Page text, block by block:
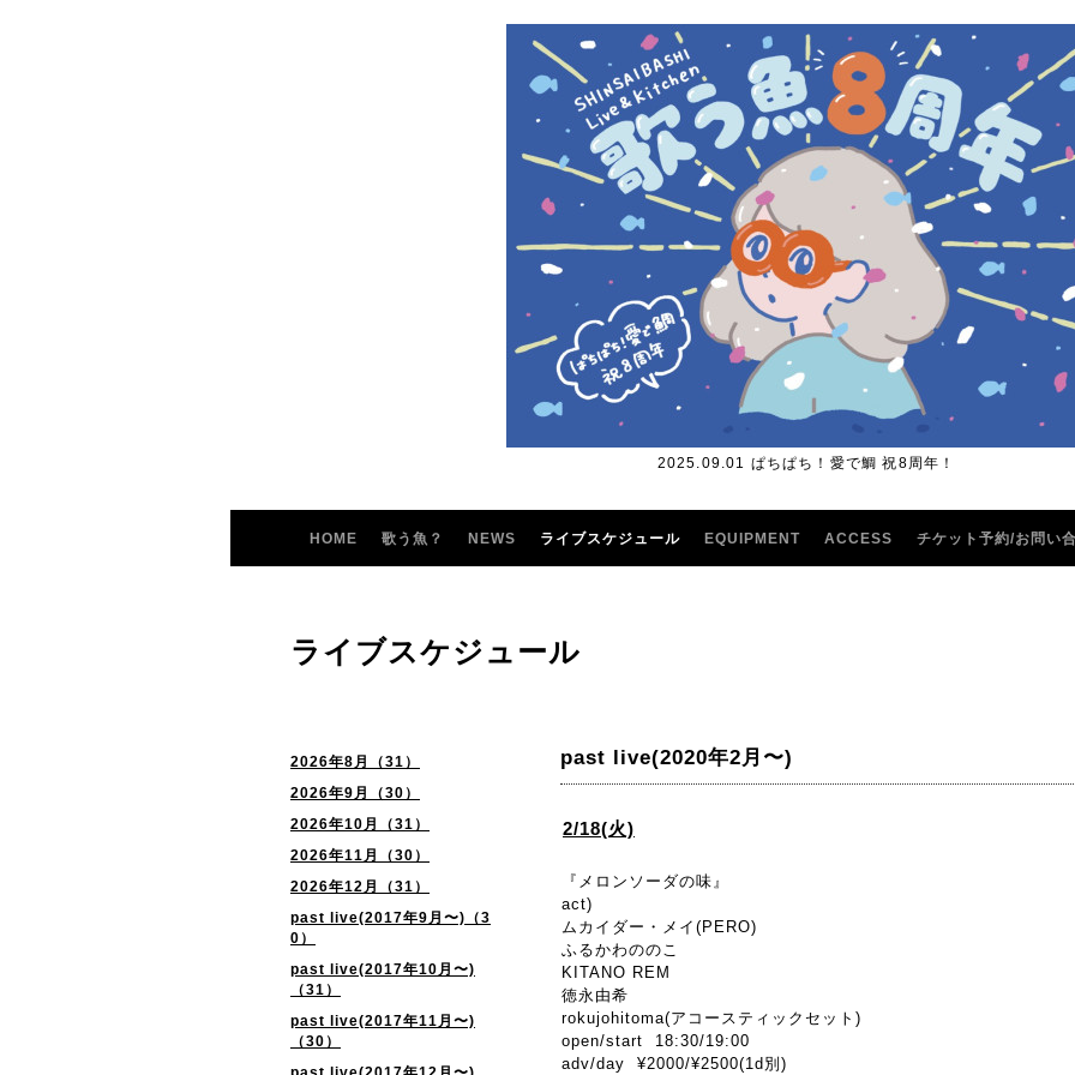
2025.09.01 ぱちぱち！愛で鯛 祝8周年！
HOME 歌う魚？ NEWS ライブスケジュール EQUIPMENT ACCESS チケット予約/お問い
2026年8月（31）
2026年9月（30）
2026年10月（31）
2026年11月（30）
2026年12月（31）
past live(2017年9月〜)（3
0）
past live(2017年10月〜)
（31）
past live(2017年11月〜)
（30）
ライブスケジュール
past live(2020年2月〜)
2/18(火)
『メロンソーダの味』
act)
ムカイダー・メイ(PERO)
ふるかわののこ
KITANO REM
徳永由希
rokujohitoma(アコースティックセット)
open/start 18:30/19:00
adv/day ¥2000/¥2500(1d別)